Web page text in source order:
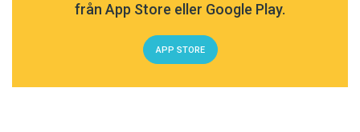
från App Store eller Google Play.
APP STORE